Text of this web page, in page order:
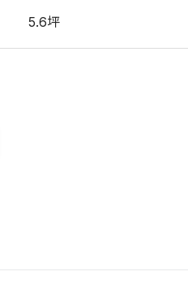
5.6坪